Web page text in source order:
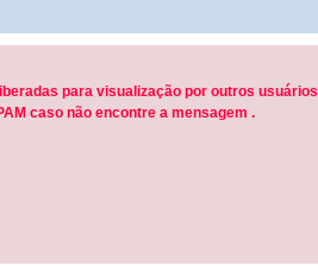
para visualização por outros usuários
caso não encontre a mensagem .